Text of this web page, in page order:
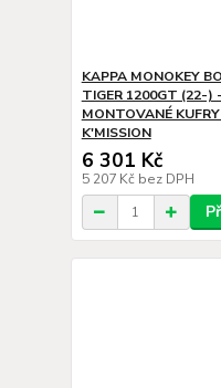
KAPPA MONOKEY
TIGER 1200GT (22-)
MONTOVANÉ
K'MISSION
6 301 Kč
5 207 Kč bez DPH